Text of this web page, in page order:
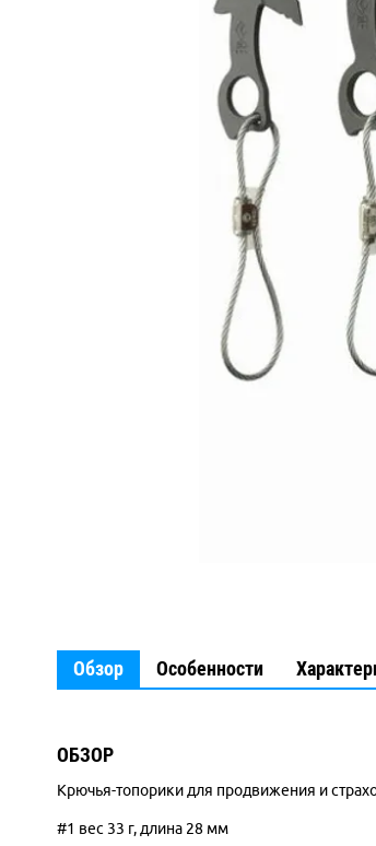
Обзор Особенности
ОБЗОР
Крючья-топорики для продвижения и
#1 вес 33 г, длина 28 мм